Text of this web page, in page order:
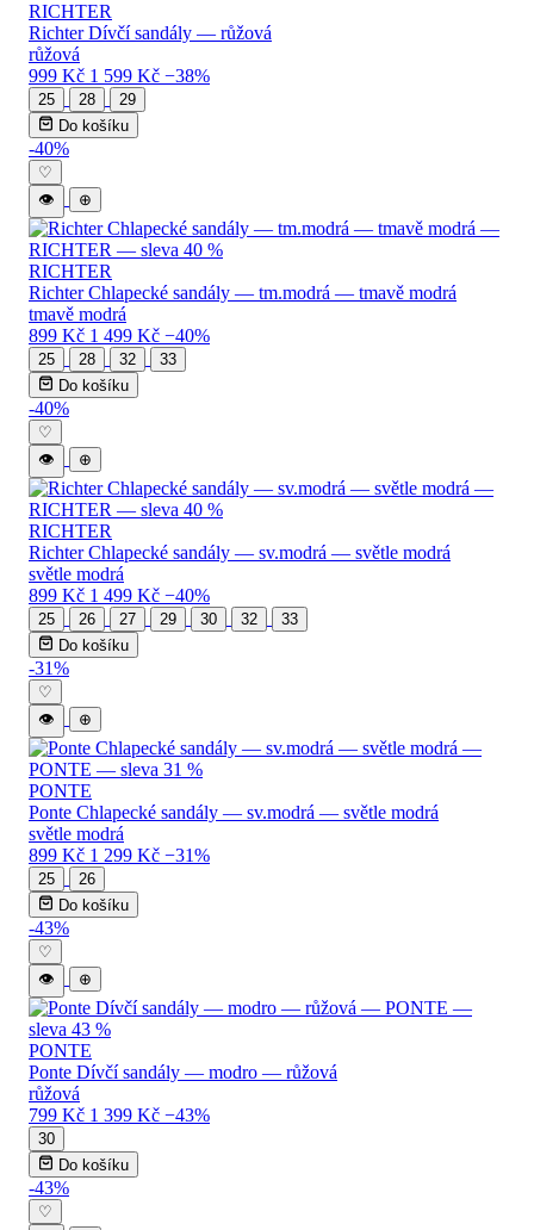
RICHTER
Richter Dívčí sandály — růžová
růžová
999 Kč 1 599 Kč −38%
25 28
29
Do košíku
-40%
♡
👁
⊕
RICHTER
Richter Chlapecké sandály — tm.modrá — tmavě modrá
tmavě modrá
899 Kč 1 499 Kč −40%
25 28 32
33
Do košíku
-40%
♡
👁
⊕
RICHTER
Richter Chlapecké sandály — sv.modrá — světle modrá
světle modrá
899 Kč 1 499 Kč −40%
25 26 27 29 30 32
33
Do košíku
-31%
♡
👁
⊕
PONTE
Ponte Chlapecké sandály — sv.modrá — světle modrá
světle modrá
899 Kč 1 299 Kč −31%
25
26
Do košíku
-43%
♡
👁
⊕
PONTE
Ponte Dívčí sandály — modro — růžová
růžová
799 Kč 1 399 Kč −43%
30
Do košíku
-43%
♡